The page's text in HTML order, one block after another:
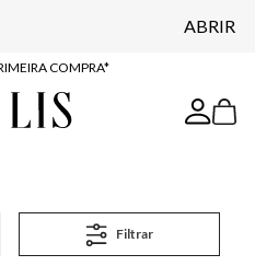
ABRIR
O APP
COMPRA*
E RETIRE EM LOJA*
O APP
COMPRA*
Filtrar